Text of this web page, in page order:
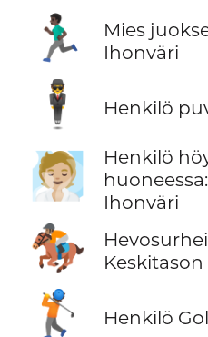
🏃🏿‍♂️
Mies
Ihonväri
🕴️ Henkilö
🧖🏼
Henkilö
Ihonväri
🏇🏽
🏌️ Henkilö